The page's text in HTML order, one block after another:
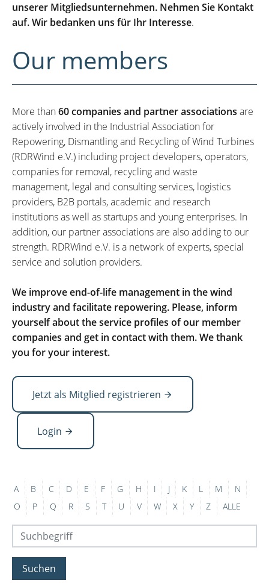
unserer Mitgliedsunternehmen. Nehmen Sie Kontakt
auf. Wir bedanken uns für Ihr Interesse.
Our members
More than60 companies and partner associations are
actively involved in the Industrial Association for
Repowering, Dismantling and Recycling of Wind Turbines
(RDRWind e.V.) including project developers, operators,
companies for removal, recycling and waste
management, legal and consulting services, logistics
providers, B2B portals, academic and research
institutions as well as startups and young enterprises. In
addition, our partner associations are also adding to our
strength. RDRWind e.V. is a network of experts, special
service and solution providers.
We improve end-of-life management in the wind
industry and facilitate repowering. Please, inform
yourself about the service profiles of our member
companies and get in contact with them. We thank
you for your interest.
Jetzt als Mitglied registrieren
Login
A B C D E F G H I J K L M
N
O
P Q R S T U V W X Y Z ALLE
Suchen